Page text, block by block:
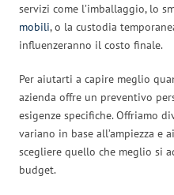
servizi come l’imballaggio, lo
mobili, o la custodia
influenzeranno il costo finale.
Per aiutarti a capire meglio
azienda offre un preventivo
esigenze specifiche. Offriamo
variano in base all’ampiezza e
scegliere quello che meglio si
budget.